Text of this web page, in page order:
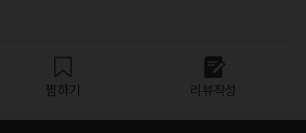
찜하기 리뷰작성